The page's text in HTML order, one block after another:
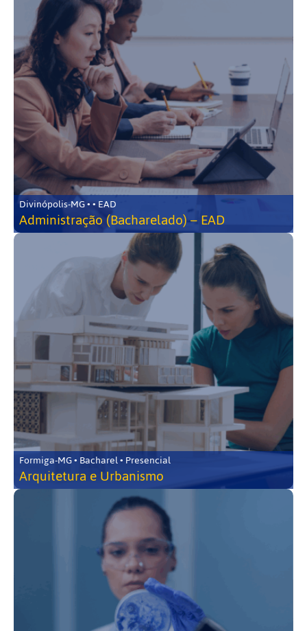
Divinópolis-MG • • EAD
Administração (Bacharelado) – EAD
Formiga-MG • Bacharel • Presencial
Arquitetura e Urbanismo